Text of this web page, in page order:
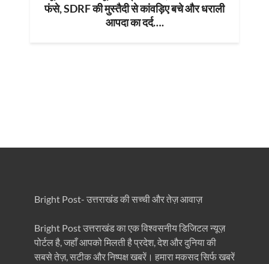
फंसे, SDRF की मुस्तैदी से कांवड़िए बचे और धराली
आपदा का दर्द….
Bright Post- उत्तराखंड की सच्ची और तेज़ आवाज़
Bright Post उत्तराखंड का एक विश्वसनीय डिजिटल न्यूज़
पोर्टल है, जहाँ आपको मिलती है प्रदेश, देश और दुनिया की
सबसे तेज़, सटीक और निष्पक्ष खबरें। हमारा मकसद सिर्फ खबरें